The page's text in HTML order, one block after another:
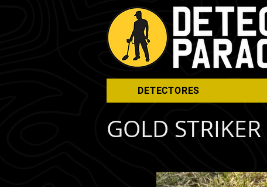
DETECTORES
GOLD STRIKER